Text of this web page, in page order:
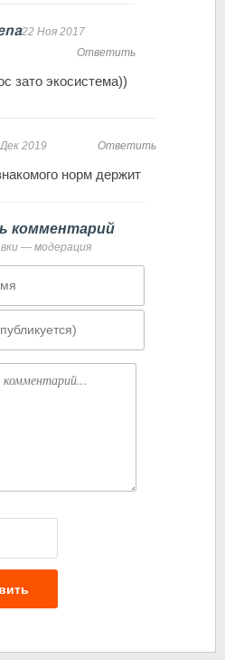
22 Ноя 2017
Ответить
зато экосистема))
2019 Ответить
норм держит
комментарий
— модерация